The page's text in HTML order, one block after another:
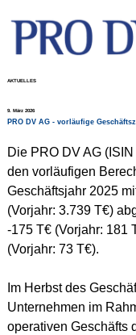
AKTUELLES
9. März 2026
PRO DV AG - vorläufige
Die PRO DV AG
den vorläufigen
Geschäftsjahr 2025
(Vorjahr: 3.739 T€)
-175 T€ (Vorjahr: 181
(Vorjahr: 73 T€).
Im Herbst des
Unternehmen im
operativen Geschäfts